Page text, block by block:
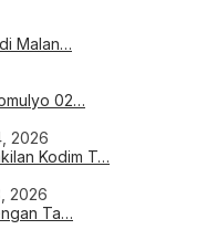
Malan…
02…
2026
Kodim T…
2026
Ta…